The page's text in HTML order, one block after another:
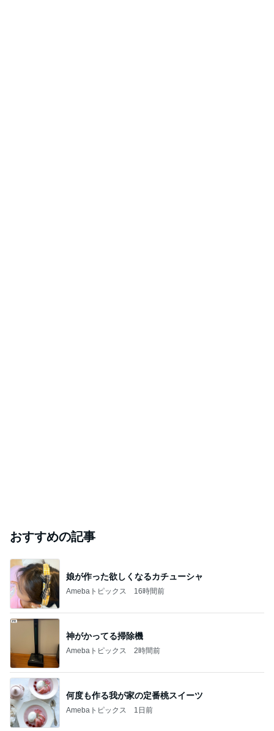
おすすめの記事
娘が作った欲しくなるカチューシャ
Amebaトピックス 16時間前
神がかってる掃除機
Amebaトピックス 2時間前
何度も作る我が家の定番桃スイーツ
Amebaトピックス 1日前